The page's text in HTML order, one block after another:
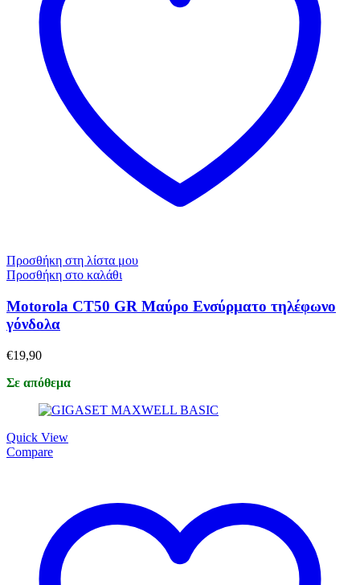
Προσθήκη στη λίστα μου
Προσθήκη στο καλάθι
Motorola CT50 GR Μαύρο Ενσύρματο τηλέφωνο
γόνδολα
€19,90
Σε απόθεμα
Quick View
Compare